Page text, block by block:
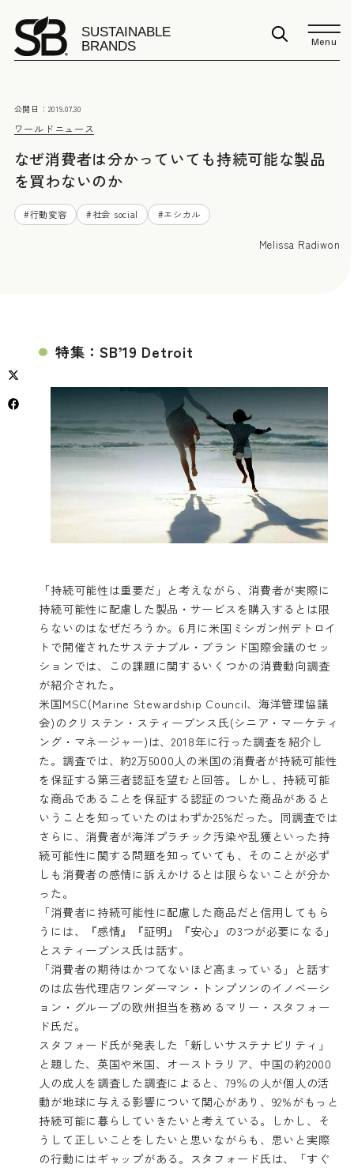
Menu
ワールドニュース
公開日： 2019.07.30
なぜ消費者は分かっていても持続可能な製品
を買わないのか
#行動変容 #社会 social #エシカル
Melissa Radiwon
特集：SB’19 Detroit
「持続可能性は重要だ」と考えながら、消費者が実際に
持続可能性に配慮した製品・サービスを購入するとは限
らないのはなぜだろうか。6月に米国ミシガン州デトロイ
トで開催されたサステナブル・ブランド国際会議のセッ
ションでは、この課題に関するいくつかの消費動向調査
が紹介された。
米国MSC(Marine Stewardship Council、海洋管理協議
会)のクリステン・スティーブンス氏(シニア・マーケティ
ング・マネージャー)は、2018年に行った調査を紹介し
た。調査では、約2万5000人の米国の消費者が持続可能性
を保証する第三者認証を望むと回答。しかし、持続可能
な商品であることを保証する認証のついた商品があると
いうことを知っていたのはわずか25%だった。同調査では
さらに、消費者が海洋プラチック汚染や乱獲といった持
続可能性に関する問題を知っていても、そのことが必ず
しも消費者の感情に訴えかけるとは限らないことが分か
った。
「消費者に持続可能性に配慮した商品だと信用してもら
うには、『感情』『証明』『安心』の3つが必要になる」
とスティーブンス氏は話す。
「消費者の期待はかつてないほど高まっている」と話す
のは広告代理店ワンダーマン・トンプソンのイノベーシ
ョン・グループの欧州担当を務めるマリー・スタフォー
ド氏だ。
スタフォード氏が発表した「新しいサステナビリティ」
と題した、英国や米国、オーストラリア、中国の約2000
人の成人を調査した調査によると、79％の人が個人の活
動が地球に与える影響について関心があり、92%がもっと
持続可能に暮らしていきたいと考えている。しかし、そ
うして正しいことをしたいと思いながらも、思いと実際
の行動にはギャップがある。スタフォード氏は、「すぐ